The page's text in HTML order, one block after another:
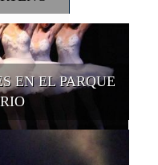
EN EL PARQUE